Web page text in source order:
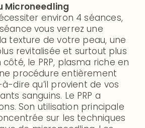
Microneedling
environ 4 séances,
vous verrez une
texture de votre peau, une
revitalisée et surtout plus
le PRP, plasma riche en
procédure entièrement
dire qu’il provient de vos
sanguins. Le PRP a
Son utilisation principale
sur les techniques